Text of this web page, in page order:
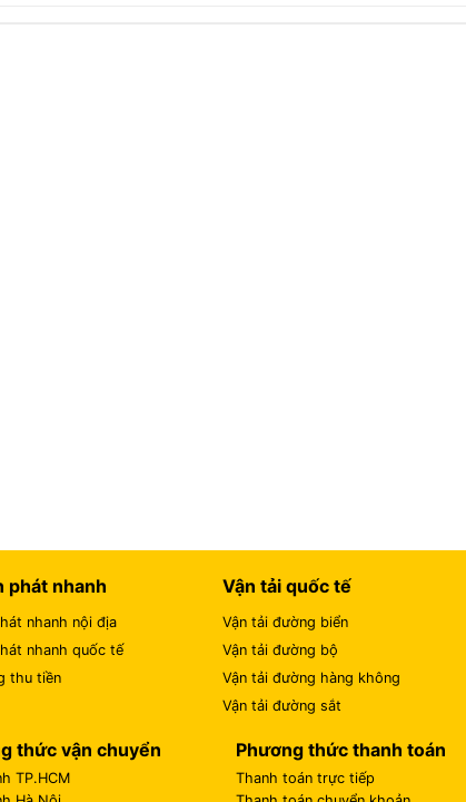
phát nhanh
nhanh nội địa
nhanh quốc tế
thu tiền
Vận tải quốc tế
Vận tải đường biển
Vận tải đường bộ
Vận tải đường hàng không
Vận tải đường sắt
thức vận chuyển
TP.HCM
Phương thức thanh toán
Thanh toán trực tiếp